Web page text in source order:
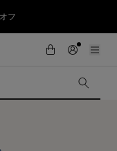
フ
けに遅延が発生する見込
アイテムが、さらにお買
が最大50%OFF。